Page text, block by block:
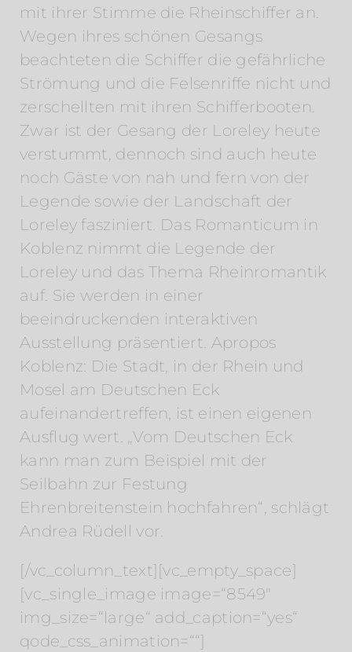
mit ihrer Stimme die Rheinschiffer an.
Wegen ihres schönen Gesangs
beachteten die Schiffer die gefährliche
Strömung und die Felsenriffe nicht und
zerschellten mit ihren Schifferbooten.
Zwar ist der Gesang der Loreley heute
verstummt, dennoch sind auch heute
noch Gäste von nah und fern von der
Legende sowie der Landschaft der
Loreley fasziniert. Das Romanticum in
Koblenz nimmt die Legende der
Loreley und das Thema Rheinromantik
auf. Sie werden in einer
beeindruckenden interaktiven
Ausstellung präsentiert. Apropos
Koblenz: Die Stadt, in der Rhein und
Mosel am Deutschen Eck
aufeinandertreffen, ist einen eigenen
Ausflug wert. „Vom Deutschen Eck
kann man zum Beispiel mit der
Seilbahn zur Festung
Ehrenbreitenstein hochfahren“, schlägt
Andrea Rüdell vor.
[/vc_column_text][vc_empty_space]
[vc_single_image image=“8549″
img_size=“large“ add_caption=“yes“
qode_css_animation=““]